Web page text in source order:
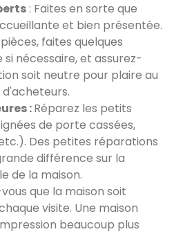
: Faites en sorte que
et bien présentée.
faites quelques
nécessaire, et assurez-
soit neutre pour plaire au
:Réparez les petits
de porte cassées,
Des petites réparations
différence sur la
de la maison.
que la maison soit
visite. Une maison
beaucoup plus